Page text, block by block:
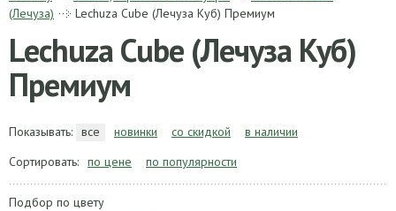
(Лечуза)
Lechuza Cube (Лечуза Куб) Премиум
Lechuza Cube (Лечуза Куб)
Премиум
Показывать: все новинки со скидкой
в наличии
Сортировать: по цене по популярности
Подбор по цвету